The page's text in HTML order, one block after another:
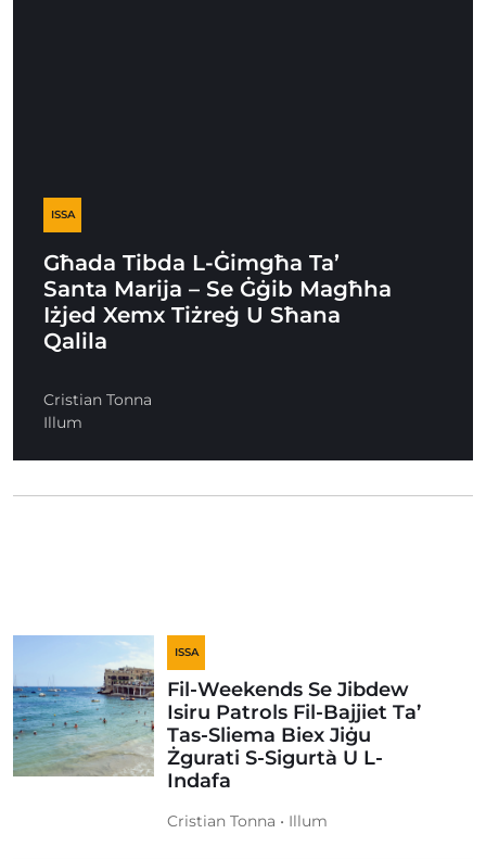
ISSA
Għada Tibda L-Ġimgħa Ta’
Santa Marija – Se Ġġib Magħha
Iżjed Xemx Tiżreġ U Sħana
Qalila
Cristian Tonna
Illum
ISSA
Fil-Weekends Se Jibdew
Isiru Patrols Fil-Bajjiet Ta’
Tas-Sliema Biex Jiġu
Żgurati S-Sigurtà U L-
Indafa
Cristian Tonna • Illum